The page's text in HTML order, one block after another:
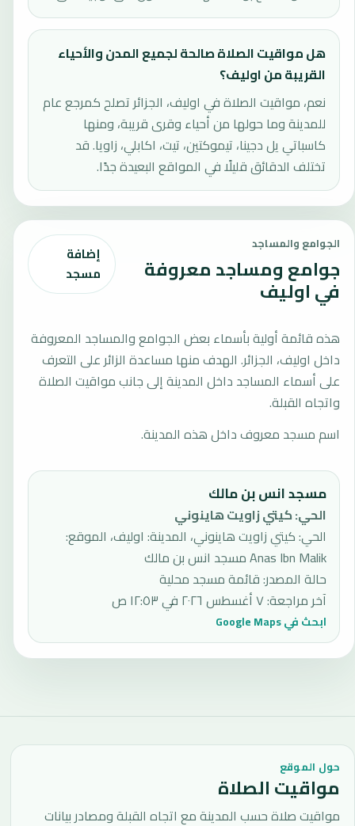
هل مواقيت الصلاة صالحة لجميع المدن والأحياء
القريبة من اوليف؟
نعم، مواقيت الصلاة في اوليف، الجزائر تصلح كمرجع عام
للمدينة وما حولها من أحياء وقرى قريبة، ومنها
كاسباتي يل دجينا، تيموكتين، تيت، اكابلي، زاويا. قد
تختلف الدقائق قليلًا في المواقع البعيدة جدًا.
الجوامع والمساجد
جوامع ومساجد معروفة
في اوليف
إضافة
مسجد
هذه قائمة أولية بأسماء بعض الجوامع والمساجد المعروفة
داخل اوليف، الجزائر. الهدف منها مساعدة الزائر على التعرف
على أسماء المساجد داخل المدينة إلى جانب مواقيت الصلاة
واتجاه القبلة.
اسم مسجد معروف داخل هذه المدينة.
مسجد انس بن مالك
الحي:كيتي زاويت هاينوني
الحي: كيتي زاويت هاينوني، المدينة: اوليف، الموقع:
Anas Ibn Malik مسجد انس بن مالك
حالة المصدر:قائمة مسجد محلية
آخر مراجعة:٧ أغسطس ٢٠٢٦ في ١٢:٥٣ ص
ابحث في Google Maps
حول الموقع
مواقيت الصلاة
مواقيت صلاة حسب المدينة مع اتجاه القبلة ومصادر بيانات